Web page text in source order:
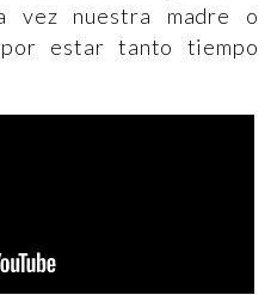
vez nuestra madre o
estar tanto tiempo